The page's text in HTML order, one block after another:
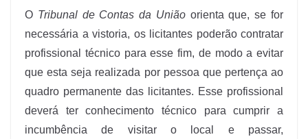
O Tribunal de Contas da Uniãoorienta que, se for
necessária a vistoria, os licitantes poderão contratar
profissional técnico para esse fim, de modo a evitar
que esta seja realizada por pessoa que pertença ao
quadro permanente das licitantes. Esse profissional
deverá ter conhecimento técnico para cumprir a
incumbência de visitar o local e passar,